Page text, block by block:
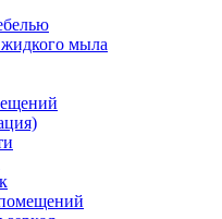
мыла